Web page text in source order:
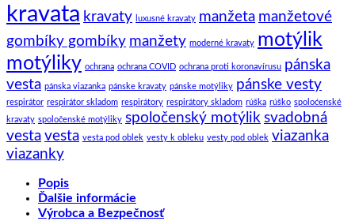
kravata kravaty luxusné kravaty manžeta manžetové
gombíky gombíky manžety moderné kravaty motýlik
motýliky ochrana ochrana COVID ochrana proti koronavírusu pánska
vesta pánska viazanka pánske kravaty pánske motýliky pánske vesty
respirátor respirátor skladom respirátory respirátory skladom rúška rúško spoloćenské
kravaty spoločenské motýliky spoločenský motýlik svadobná
vesta vesta vesta pod oblek vesty k obleku vesty pod oblek viazanka
viazanky
Popis
Ďalšie informácie
Výrobca a Bezpečnosť